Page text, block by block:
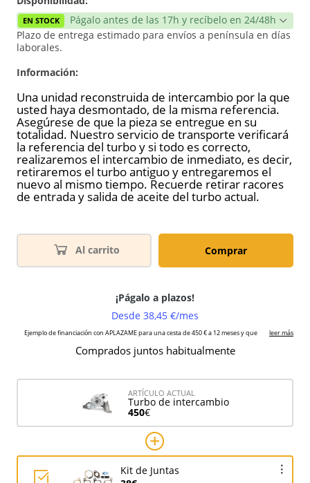
EN STOCK
Págalo antes de las 17h y recíbelo en 24/48h
Plazo de entrega estimado para envíos a península en días
laborales.
Información:
Una unidad reconstruida de intercambio por la que
usted haya desmontado, de la misma referencia.
Asegúrese de que la pieza se entregue en su
totalidad. Nuestro servicio de transporte verificará
la referencia del turbo y si todo es correcto,
realizaremos el intercambio de inmediato, es decir,
retiraremos el turbo antiguo y entregaremos el
nuevo al mismo tiempo. Recuerde retirar racores
de entrada y salida de aceite del turbo actual.
Al carrito Comprar
Comprados juntos habitualmente
ARTÍCULO ACTUAL
Turbo de intercambio
450€
Kit de Juntas